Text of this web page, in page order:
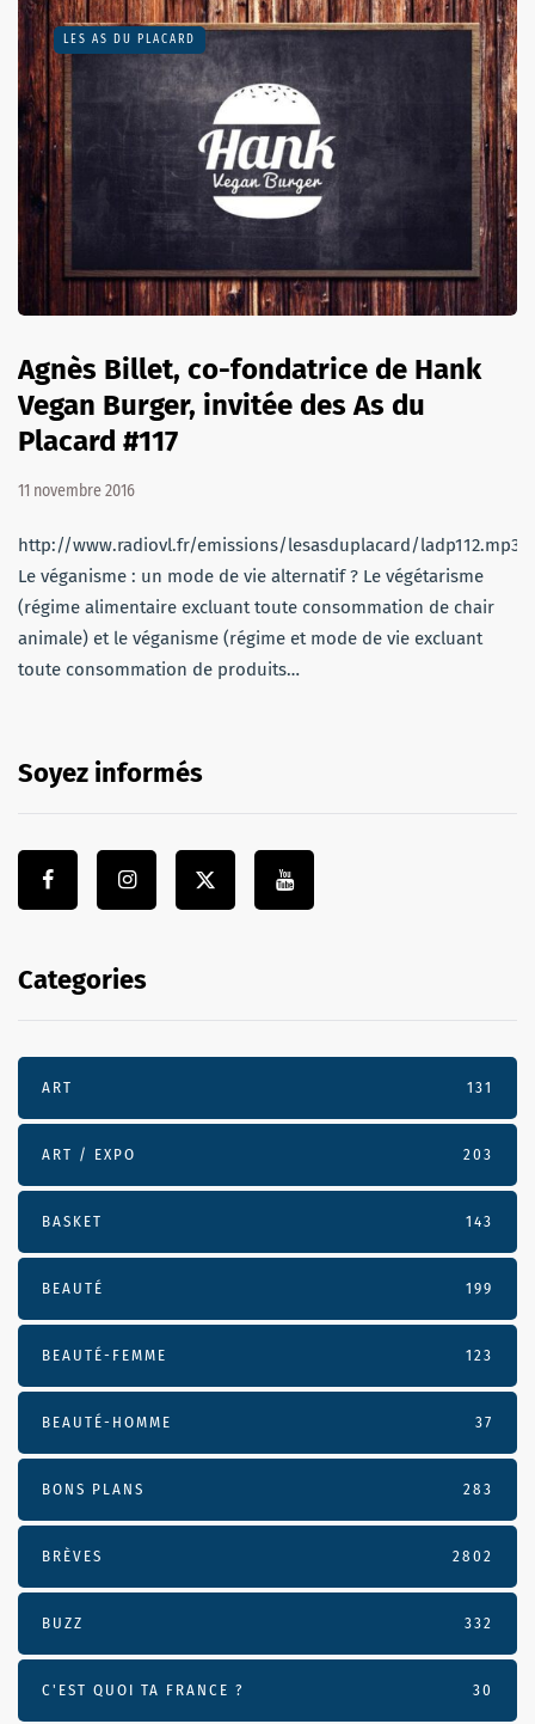
LES AS DU PLACARD
Agnès Billet, co-fondatrice de Hank
Vegan Burger, invitée des As du
Placard #117
11 novembre 2016
http://www.radiovl.fr/emissions/lesasduplacard/ladp112.mp3
Le véganisme : un mode de vie alternatif ? Le végétarisme
(régime alimentaire excluant toute consommation de chair
animale) et le véganisme (régime et mode de vie excluant
toute consommation de produits…
Soyez informés
Categories
ART 131
ART / EXPO 203
BASKET 143
BEAUTÉ 199
BEAUTÉ-FEMME 123
BEAUTÉ-HOMME 37
BONS PLANS 283
BRÈVES 2802
BUZZ 332
C'EST QUOI TA FRANCE ? 30